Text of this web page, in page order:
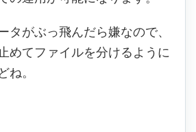
タがぶっ飛んだら嫌なので、
めてファイルを分けるように
ね。